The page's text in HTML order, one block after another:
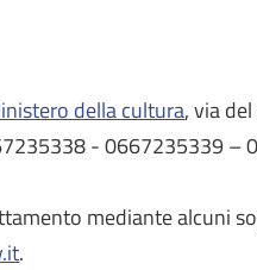
della cultura, via
- 0667235339 –
mediante alcuni
.